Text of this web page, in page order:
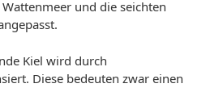
und die seichten
Kiel wird durch
Diese bedeuten zwar einen